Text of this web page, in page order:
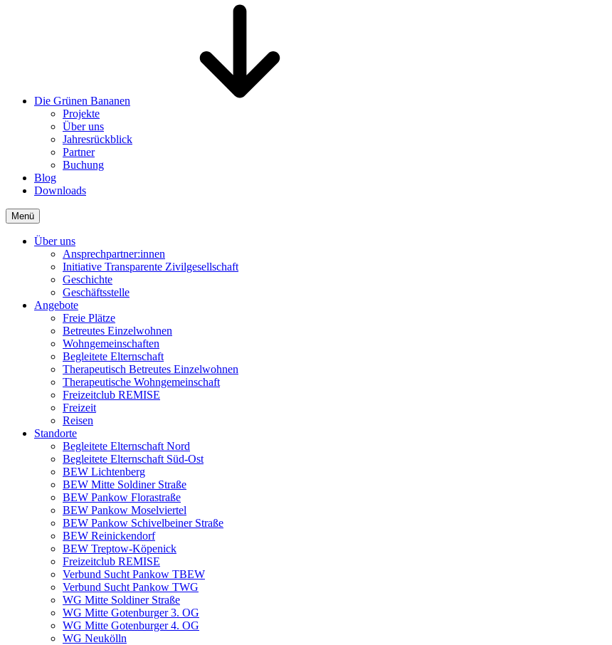
Die Grünen Bananen
Projekte
Über uns
Jahresrückblick
Partner
Buchung
Blog
Downloads
Menü
Über uns
Ansprechpartner:innen
Initiative Transparente Zivilgesellschaft
Geschichte
Geschäftsstelle
Angebote
Freie Plätze
Betreutes Einzelwohnen
Wohngemeinschaften
Begleitete Elternschaft
Therapeutisch Betreutes Einzelwohnen
Therapeutische Wohngemeinschaft
Freizeitclub REMISE
Freizeit
Reisen
Standorte
Begleitete Elternschaft Nord
Begleitete Elternschaft Süd-Ost
BEW Lichtenberg
BEW Mitte Soldiner Straße
BEW Pankow Florastraße
BEW Pankow Moselviertel
BEW Pankow Schivelbeiner Straße
BEW Reinickendorf
BEW Treptow-Köpenick
Freizeitclub REMISE
Verbund Sucht Pankow TBEW
Verbund Sucht Pankow TWG
WG Mitte Soldiner Straße
WG Mitte Gotenburger 3. OG
WG Mitte Gotenburger 4. OG
WG Neukölln